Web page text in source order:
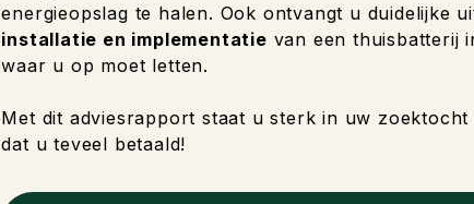
energieopslag te halen. Ook ontvangt u duidelijke
installatie en implementatie van een thuisbatterij
waar u op moet letten.
Met dit adviesrapport staat u sterk in uw
dat u teveel betaald!